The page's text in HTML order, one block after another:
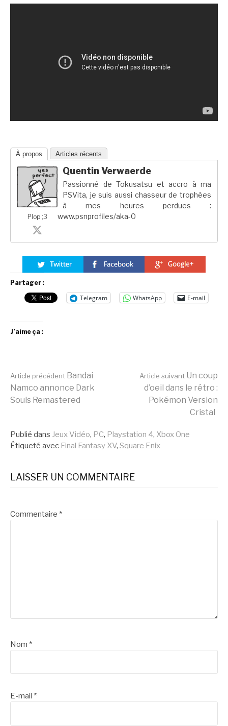
À propos Articles récents
Plop ;3
Quentin Verwaerde
Passionné de Tokusatsu et accro à ma
PSVita, je suis aussi chasseur de trophées
à mes heures perdues :
www.psnprofiles/aka-0
Partager :
Telegram WhatsApp E-mail
J’aime ça :
Lire
suite
Article précédent Bandai
Namco annonce Dark
Souls Remastered
Article suivant Un coup
d’oeil dans le rétro :
Pokémon Version
Cristal
Publié dans Jeux Vidéo, PC, Playstation 4, Xbox One
Étiqueté avec Final Fantasy XV, Square Enix
LAISSER UN COMMENTAIRE
Commentaire *
Nom *
E-mail *